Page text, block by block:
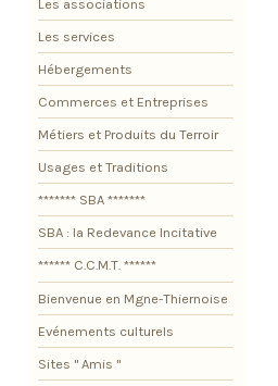
Les associations
Les services
Hébergements
Commerces et Entreprises
Métiers et Produits du Terroir
Usages et Traditions
******* SBA *******
SBA : la Redevance Incitative
****** C.C.M.T. ******
Bienvenue en Mgne-Thiernoise
Evénements culturels
Sites " Amis "